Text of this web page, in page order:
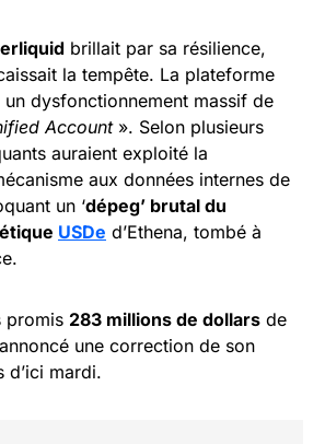
brillait par sa résilience,
la tempête. La plateforme
dysfonctionnement massif de
Account». Selon plusieurs
auraient exploité la
aux données internes de
un ‘dépeg’ brutal du
USDe d’Ethena, tombé à
promis 283 millions de dollars de
une correction de son
d’ici mardi.